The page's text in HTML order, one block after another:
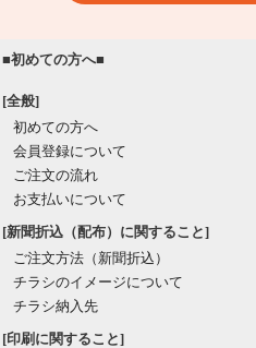
■初めての方へ■
[全般]
初めての方へ
会員登録について
ご注文の流れ
お支払いについて
[新聞折込（配布）に関すること]
ご注文方法（新聞折込）
チラシのイメージについて
チラシ納入先
[印刷に関すること]